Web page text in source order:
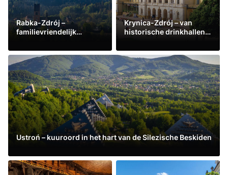
Rabka-Zdrój –
familievriendelijk
Lees meer
Krynica-Zdrój – van
historische drinkhallen
Lees meer
Ustroń – kuuroord in het hart van de Silezische Beskiden
Lees meer